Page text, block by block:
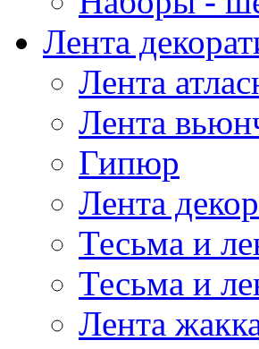
Лента
Лента
Лента
Гипюр
Лента
Тесьма и
Тесьма и
Лента